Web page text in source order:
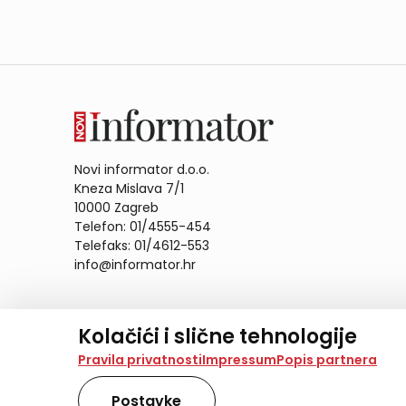
Kolačići i slične tehnologije
Na našoj web stranici koristimo kolačiće i slične
analiziramo promet na stranici te prikazujemo
također koriste ove tehnologije.
Pravila privatnostiImpressumPopis partnera
Postavke
Novi informator d.o.o.
Kneza Mislava 7/1
10000 Zagreb
Telefon: 01/4555-454
Telefaks: 01/4612-553
info@informator.hr